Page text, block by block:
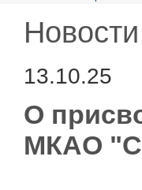
13.10.25
О
МКАО